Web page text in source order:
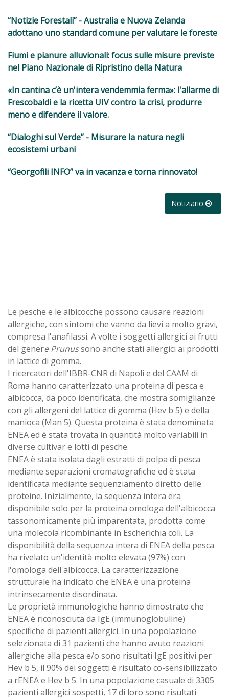
“Notizie Forestali” - Australia e Nuova Zelanda
adottano uno standard comune per valutare le foreste
Fiumi e pianure alluvionali: focus sulle misure previste
nel Piano Nazionale di Ripristino della Natura
«In cantina c’è un'intera vendemmia ferma»: l'allarme di
Frescobaldi e la ricetta UIV contro la crisi, produrre
meno e difendere il valore.
“Dialoghi sul Verde” - Misurare la natura negli
ecosistemi urbani
“Georgofili INFO” va in vacanza e torna rinnovato!
Notiziario
Le pesche e le albicocche possono causare reazioni
allergiche, con sintomi che vanno da lievi a molto gravi,
compresa l'anafilassi. A volte i soggetti allergici ai frutti
del genere Prunussono anche stati allergici ai prodotti
in lattice di gomma.
I ricercatori dell'IBBR-CNR di Napoli e del CAAM di
Roma hanno caratterizzato una proteina di pesca e
albicocca, da poco identificata, che mostra somiglianze
con gli allergeni del lattice di gomma (Hev b 5) e della
manioca (Man 5). Questa proteina è stata denominata
ENEA ed è stata trovata in quantità molto variabili in
diverse cultivar e lotti di pesche.
ENEA è stata isolata dagli estratti di polpa di pesca
mediante separazioni cromatografiche ed è stata
identificata mediante sequenziamento diretto delle
proteine. Inizialmente, la sequenza intera era
disponibile solo per la proteina omologa dell'albicocca
tassonomicamente più imparentata, prodotta come
una molecola ricombinante in Escherichia coli. La
disponibilità della sequenza intera di ENEA della pesca
ha rivelato un'identità molto elevata (97%) con
l'omologa dell'albicocca. La caratterizzazione
strutturale ha indicato che ENEA è una proteina
intrinsecamente disordinata.
Le proprietà immunologiche hanno dimostrato che
ENEA è riconosciuta da IgE (immunoglobuline)
specifiche di pazienti allergici. In una popolazione
selezionata di 31 pazienti che hanno avuto reazioni
allergiche alla pesca e/o sono risultati IgE positivi per
Hev b 5, il 90% dei soggetti è risultato co-sensibilizzato
a rENEA e Hev b 5. In una popolazione casuale di 3305
pazienti allergici sospetti, 17 di loro sono risultati